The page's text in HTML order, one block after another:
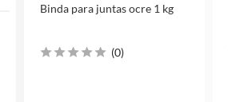
Binda para juntas ocre 1 kg
(0)